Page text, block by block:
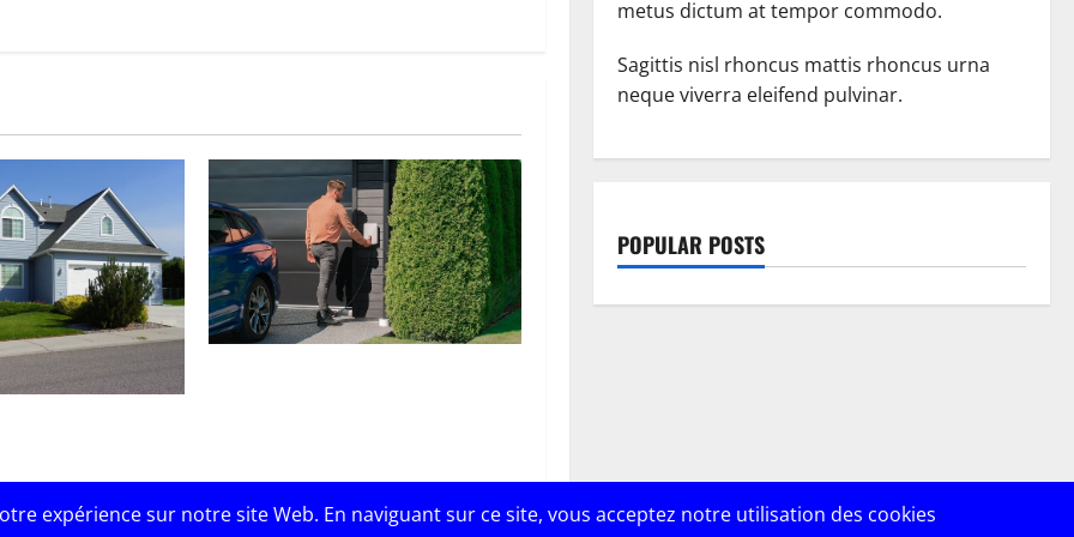
metus dictum at tempor commodo.
Sagittis nisl rhoncus mattis rhoncus urna
neque viverra eleifend pulvinar.
POPULAR POSTS
expérience sur notre site Web. En naviguant sur ce site, vous acceptez notre utilisation des cookies